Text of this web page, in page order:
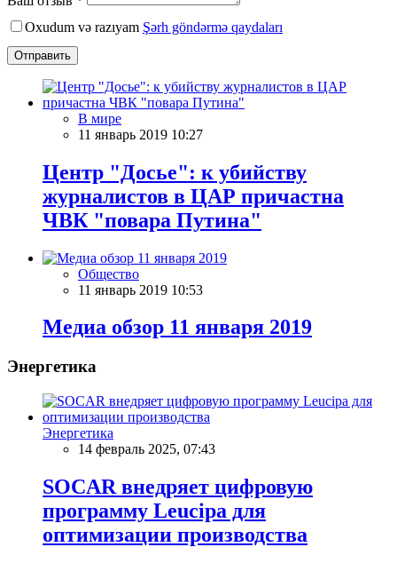
Oxudum və razıyam Şərh göndərmə qaydaları
Отправить
В мире
11 январь 2019 10:27
Центр "Досье": к убийству
журналистов в ЦАР причастна
ЧВК "повара Путина"
Общество
11 январь 2019 10:53
Meдиа обзор 11 января 2019
Энергетика
Энергетика
14 февраль 2025, 07:43
SOCAR внедряет цифровую
программу Leucipa для
оптимизации производства